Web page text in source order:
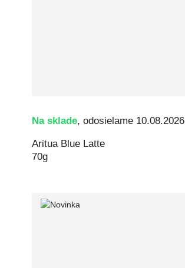
Na sklade, odosielame 10.08.2026
Aritua Blue Latte
70g